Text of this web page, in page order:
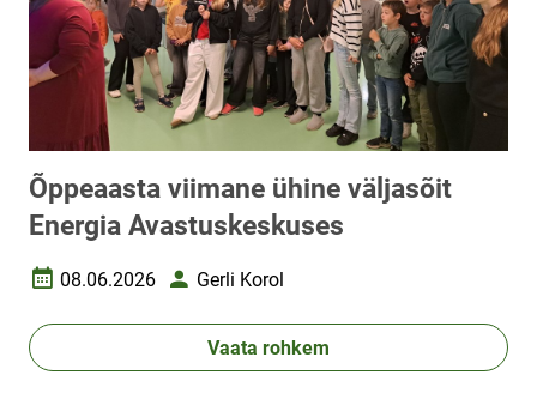
Õppeaasta viimane ühine väljasõit
Energia Avastuskeskuses
Loomise kuupäev
08.06.2026 AutorGerli Korol
Vaata rohkem